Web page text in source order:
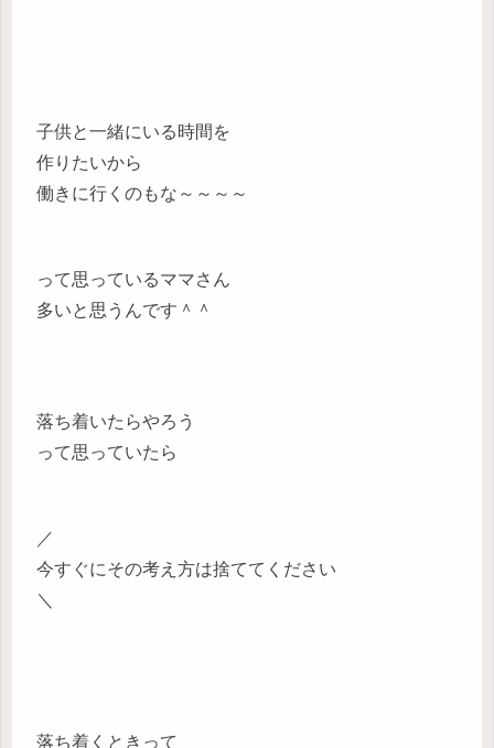
子供と一緒にいる時間を
作りたいから
働きに行くのもな～～～～
って思っているママさん
多いと思うんです＾＾
落ち着いたらやろう
って思っていたら
／
今すぐにその考え方は捨ててください
＼
落ち着くときって